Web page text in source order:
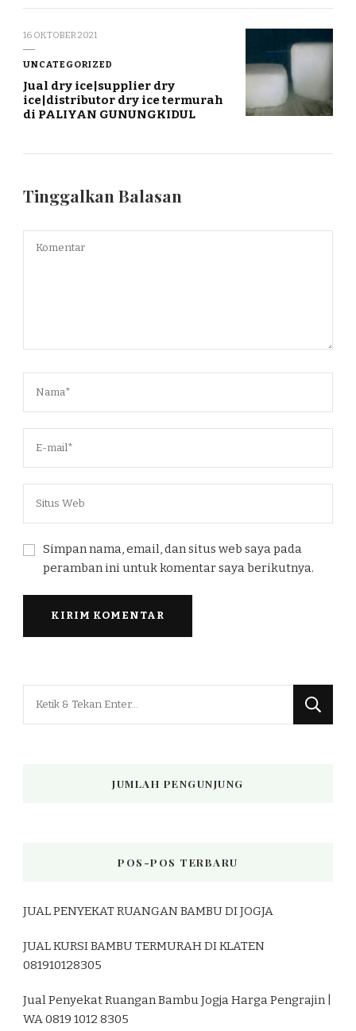
16 OKTOBER 2021
UNCATEGORIZED
Jual dry ice|supplier dry
ice|distributor dry ice termurah
di PALIYAN GUNUNGKIDUL
Tinggalkan Balasan
Simpan nama, email, dan situs web saya pada
peramban ini untuk komentar saya berikutnya.
Mencari
JUMLAH PENGUNJUNG
POS-POS TERBARU
JUAL PENYEKAT RUANGAN BAMBU DI JOGJA
JUAL KURSI BAMBU TERMURAH DI KLATEN
081910128305
Jual Penyekat Ruangan Bambu Jogja Harga Pengrajin |
WA 0819 1012 8305